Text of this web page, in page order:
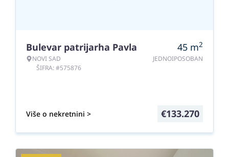
Bulevar patrijarha Pavla
NOVI SAD
ŠIFRA: #575876
45 m2
JEDNOIPOSOBAN
Više o nekretnini > €133.270